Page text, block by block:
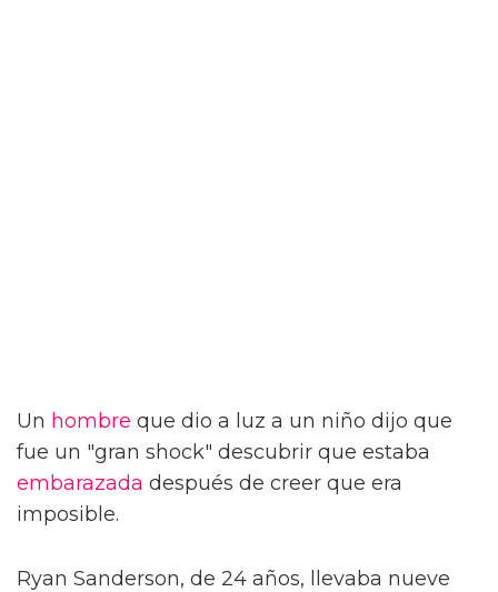
Un hombre que dio a luz a un niño dijo que
fue un "gran shock" descubrir que estaba
embarazada después de creer que era
imposible.
Ryan Sanderson, de 24 años, llevaba nueve